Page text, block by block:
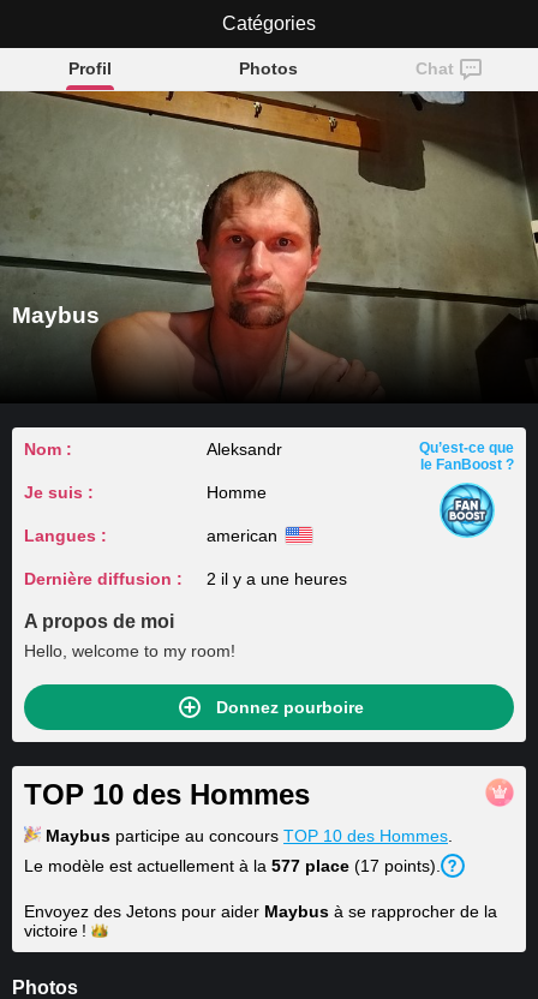
Maybus
Profil Photos Chat
Maybus
Nom : Aleksandr
Je suis : Homme
Langues : american
Dernière diffusion : 2 il y a une heures
Qu’est-ce que
le FanBoost ?
A propos de moi
Hello, welcome to my room!
Donnez pourboire
TOP 10 des Hommes
Maybus participe au concours TOP 10 des Hommes
Le modèle est actuellement à la 577 place (17 points).
Envoyez des Jetons pour aider Maybus à se rapprocher de la
victoire !
Photos
Catégories